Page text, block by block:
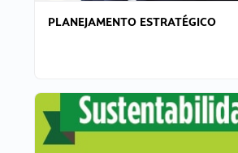
PLANEJAMENTO ESTRATÉGICO